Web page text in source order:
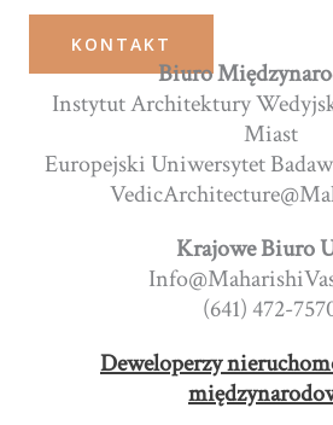
KONTAKT
Biuro
Instytut Architektury
Miast
Europejski Uniwersytet
Krajowe Biuro
(641) 472-
Deweloperzy